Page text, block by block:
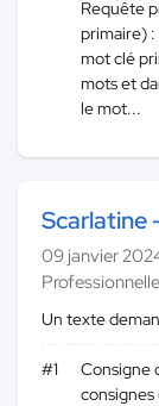
Requête
primaire)
mot clé
mots et
le mot...
Scarlatine
09 janvier
Professionnelle
Un texte
#1
Consigne